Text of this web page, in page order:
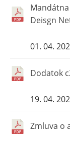
Deisgn
01. 04.
Dodatok
19. 04.
Zmluva o